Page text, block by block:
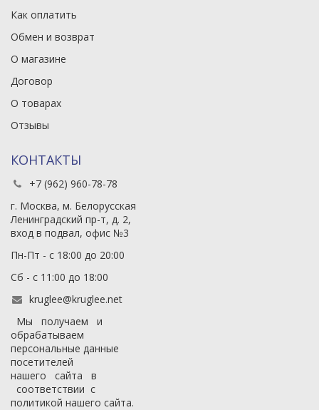
Как оплатить
Обмен и возврат
О магазине
Договор
О товарах
Отзывы
КОНТАКТЫ
+7 (962) 960-78-78
г. Москва, м. Белорусская
Ленинградский пр-т, д. 2,
вход в подвал, офис №3
Пн-Пт - с 18:00 до 20:00
Сб - с 11:00 до 18:00
kruglee@kruglee.net
Мы получаем и
обрабатываем
персональные данные
посетителей
нашего сайта в
соответствии с
политикой нашего сайта.